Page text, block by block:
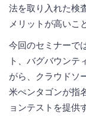
法を取り入れた検
メリットが高いこ
今回のセミナーで
ト、バグバウンテ
がら、クラウドソ
米ぺンタゴンが指
ョンテストを提供